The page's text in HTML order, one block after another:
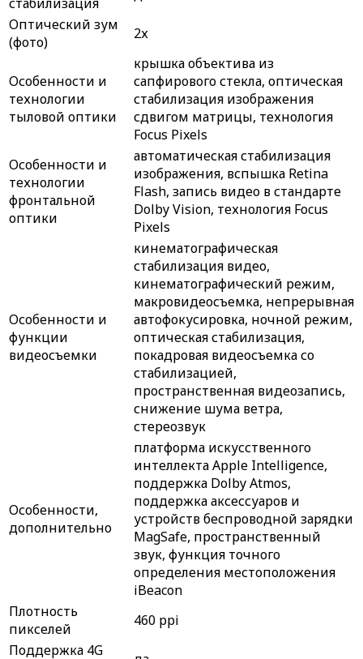
Оптический зум
(фото)
2х
Особенности и
технологии
тыловой оптики
крышка объектива из
сапфирового стекла, оптическая
стабилизация изображения
сдвигом матрицы, технология
Focus Pixels
Особенности и
технологии
фронтальной
оптики
автоматическая стабилизация
изображения, вспышка Retina
Flash, запись видео в стандарте
Dolby Vision, технология Focus
Pixels
Особенности и
функции
видеосъемки
кинематографическая
стабилизация видео,
кинематографический режим,
макровидеосъемка, непрерывная
автофокусировка, ночной режим,
оптическая стабилизация,
покадровая видеосъемка со
стабилизацией,
пространственная видеозапись,
снижение шума ветра,
стереозвук
Особенности,
дополнительно
платформа искусственного
интеллекта Apple Intelligence,
поддержка Dolby Atmos,
поддержка аксессуаров и
устройств беспроводной зарядки
MagSafe, пространственный
звук, функция точного
определения местоположения
iBeacon
Плотность
пикселей
460 ppi
Поддержка 4G